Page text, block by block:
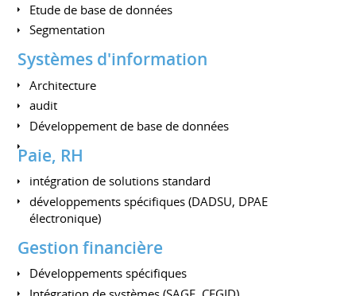
Etude de base de données
Segmentation
Systèmes d'information
Architecture
audit
Développement de base de données
Paie, RH
intégration de solutions standard
développements spécifiques (DADSU, DPAE
électronique)
Gestion financière
Développements spécifiques